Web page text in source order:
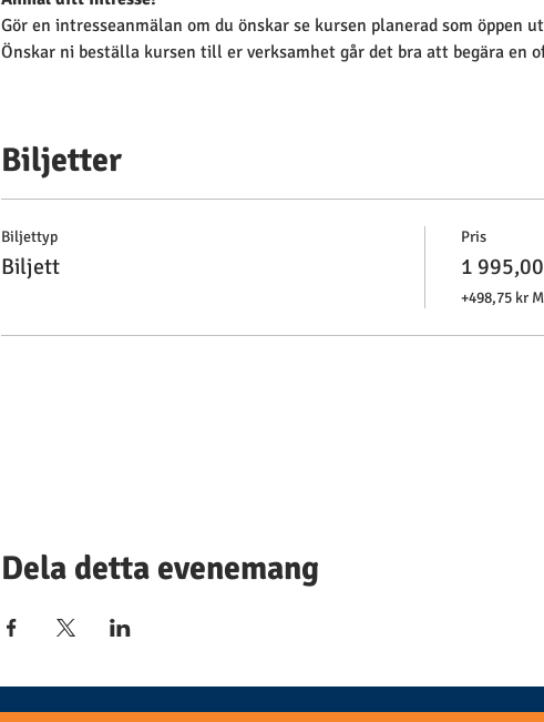
Gör en intresseanmälan om du önskar se kursen planerad som öppen
Önskar ni beställa kursen till er verksamhet går det bra att begära en
Biljetter
Biljettyp
Biljett
Pris
1
+498,75 kr
Dela detta evenemang